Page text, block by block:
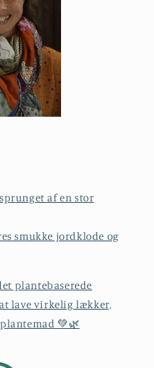
af en stor
smukke jordklode og
plantebaserede
lave virkelig lækker,
💚🌿